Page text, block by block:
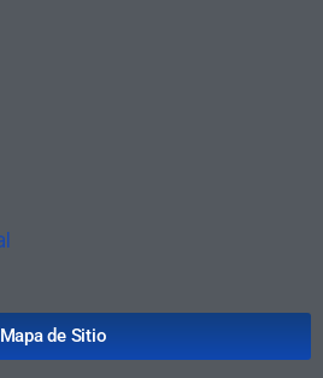
Mapa de Sitio